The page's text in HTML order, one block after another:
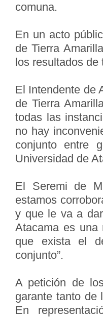
comuna.
En un acto
de Tierra
los resultados
El Intendente de
de Tierra
todas las
no hay
conjunto entre
Universidad de
El Seremi de
estamos
y que le va a
Atacama es una
que exista el
conjunto”.
A petición de
garante tanto de
En